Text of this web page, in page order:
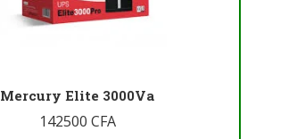
Mercury Elite 3000Va
142500 CFA